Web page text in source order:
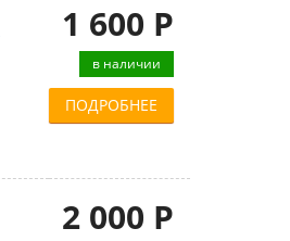
1 600 Р
в наличии
ПОДРОБНЕЕ
2 000 Р